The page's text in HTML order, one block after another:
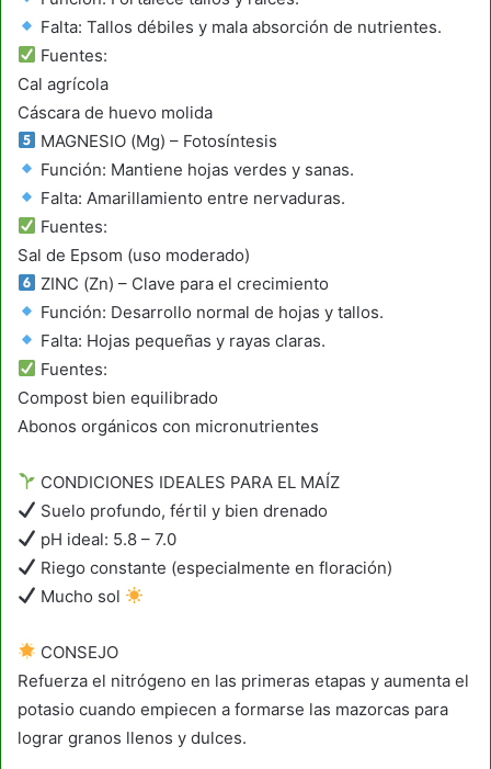
Falta: Tallos débiles y mala absorción de nutrientes.
Fuentes:
Cal agrícola
Cáscara de huevo molida
MAGNESIO (Mg) – Fotosíntesis
Función: Mantiene hojas verdes y sanas.
Falta: Amarillamiento entre nervaduras.
Fuentes:
Sal de Epsom (uso moderado)
ZINC (Zn) – Clave para el crecimiento
Función: Desarrollo normal de hojas y tallos.
Falta: Hojas pequeñas y rayas claras.
Fuentes:
Compost bien equilibrado
Abonos orgánicos con micronutrientes
CONDICIONES IDEALES PARA EL MAÍZ
Suelo profundo, fértil y bien drenado
pH ideal: 5.8 – 7.0
Riego constante (especialmente en floración)
Mucho sol
CONSEJO
Refuerza el nitrógeno en las primeras etapas y aumenta el
potasio cuando empiecen a formarse las mazorcas para
lograr granos llenos y dulces.